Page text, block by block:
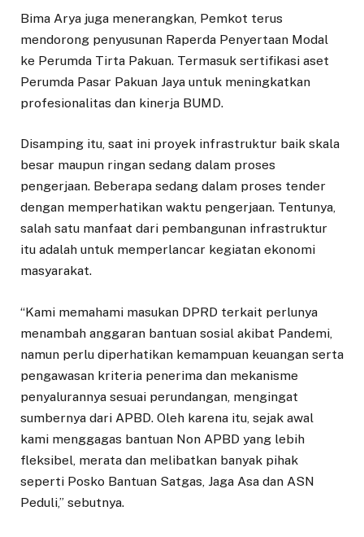
Bima Arya juga menerangkan, Pemkot terus
mendorong penyusunan Raperda Penyertaan Modal
ke Perumda Tirta Pakuan. Termasuk sertifikasi aset
Perumda Pasar Pakuan Jaya untuk meningkatkan
profesionalitas dan kinerja BUMD.
Disamping itu, saat ini proyek infrastruktur baik skala
besar maupun ringan sedang dalam proses
pengerjaan. Beberapa sedang dalam proses tender
dengan memperhatikan waktu pengerjaan. Tentunya,
salah satu manfaat dari pembangunan infrastruktur
itu adalah untuk memperlancar kegiatan ekonomi
masyarakat.
“Kami memahami masukan DPRD terkait perlunya
menambah anggaran bantuan sosial akibat Pandemi,
namun perlu diperhatikan kemampuan keuangan serta
pengawasan kriteria penerima dan mekanisme
penyalurannya sesuai perundangan, mengingat
sumbernya dari APBD. Oleh karena itu, sejak awal
kami menggagas bantuan Non APBD yang lebih
fleksibel, merata dan melibatkan banyak pihak
seperti Posko Bantuan Satgas, Jaga Asa dan ASN
Peduli,” sebutnya.